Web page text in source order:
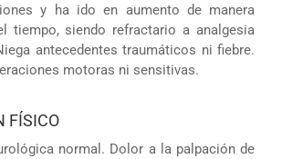
y ha ido en aumento de manera
tiempo, siendo refractario a analgesia
antecedentes traumáticos ni fiebre.
motoras ni sensitivas.
FÍSICO
normal. Dolor a la palpación de